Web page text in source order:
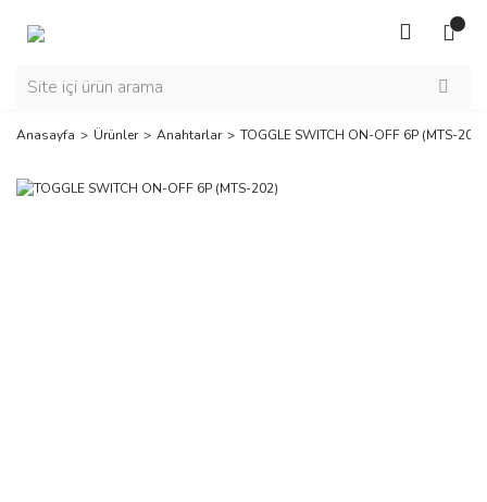
Anasayfa Ürünler Anahtarlar TOGGLE SWITCH ON-OFF 6P (MTS-202)